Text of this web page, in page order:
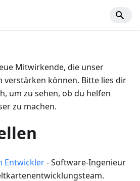
Mitwirkende, die unser
verstärken können. Bitte lies dir
um zu sehen, ob du helfen
zu machen.
Entwickler- Software-Ingenieur